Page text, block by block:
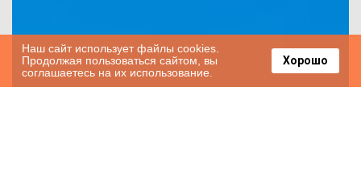
Наш сайт использует файлы cookies.
Продолжая пользоваться сайтом, вы
соглашаетесь на их использование.
Хорошо